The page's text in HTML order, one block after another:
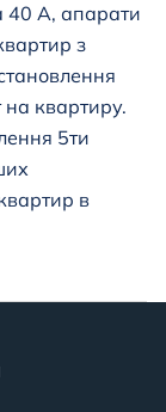
40 А, апарати
з
на квартиру.
5ти
в